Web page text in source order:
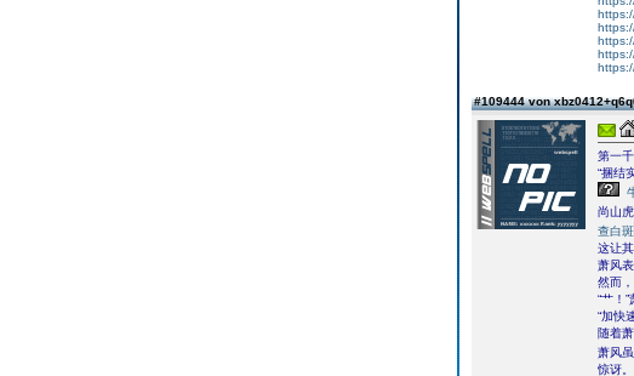
#109444 von
第一
“捆结
尚山
查白斑
这让
萧风
然而
“艹！
“加快
随着
萧风
惊讶。